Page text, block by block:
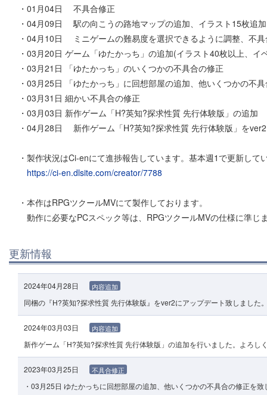
・01月04日 不具合修正
・04月09日 駅の向こうの路地マップの追加、イラスト15枚追
・04月10日 ミニゲームの難易度を選択できるように調整、不
・03月20日 ゲーム「ゆたかっち」の追加(イラスト40枚以上、イ
・03月21日 「ゆたかっち」のいくつかの不具合の修正
・03月25日 「ゆたかっち」に回想部屋の追加、他いくつかの不
・03月31日 細かい不具合の修正
・03月03日 新作ゲーム「H?英知?探求性質 先行体験版」の追加
・04月28日 新作ゲーム「H?英知?探求性質 先行体験版」を
・製作状況はCi-enにて進捗報告しています。基本週1で更新して
https://ci-en.dlsite.com/creator/7788
・本作はRPGツクールMVにて製作しております。
動作に必要なPCスペック等は、RPGツクールMVの仕様に準じ
更新情報
2024年04月28日 内容追加
同梱の『H?英知?探求性質 先行体験版』をver2にアップデート致しました
2024年03月03日 内容追加
新作ゲーム「H?英知?探求性質 先行体験版」の追加を行いました。よろし
2023年03月25日 不具合修正
・03月25日 ゆたかっちに回想部屋の追加、他いくつかの不具合の修正を致